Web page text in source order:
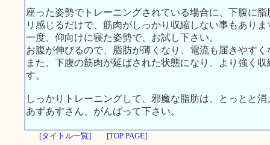
座った姿勢でトレーニングされている場合に、下腹に
リ感じるだけで、筋肉がしっかり収縮しない事もありま
一度、仰向けに寝た姿勢で、お試し下さい。
お腹が伸びるので、脂肪が薄くなり、電流も届きやすく
また、下腹の筋肉が延ばされた状態になり、より強く
す。
しっかりトレーニングして、邪魔な脂肪は、とっとと
あずあすさん、がんばって下さい。
[タイトル一覧] [TOP PAGE]